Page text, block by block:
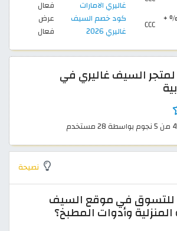
غاليري الامارات
فعال
خصومات حتى 60% + CCC
كود خصم السيف
غاليري 2026
عرض
فعال
لمتجر السيف غاليري في
نصيحة
في موقع السيف
المنزلية وأدوات المطبخ؟